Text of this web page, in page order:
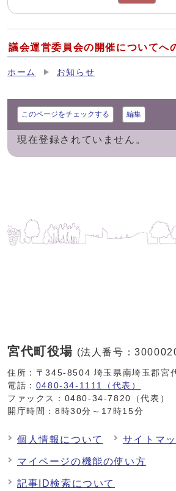
議会運営委員会の開催についてへ
ホーム お知らせ
このページをチェックする 編集
現在登録されていません。
宮代町役場 (法人番号：
住所：〒345-8504 埼玉県南埼玉郡宮
電話： 0480-34-1111（代表）
ファックス：0480-34-7820（代表）
開庁時間：8時30分～17時15分
個人情報について サイトマ
マイページの機能の使い方
記事ID検索について